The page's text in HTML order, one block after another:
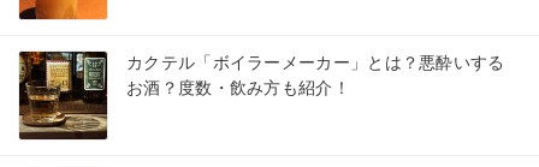
カクテル「ボイラーメーカー」とは？悪酔いする
お酒？度数・飲み方も紹介！